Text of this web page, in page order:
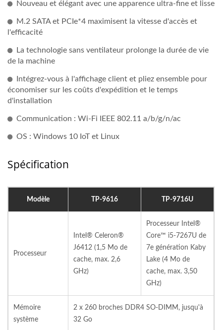
Nouveau et élégant avec une apparence ultra-fine et lisse
M.2 SATA et PCIe*4 maximisent la vitesse d'accès et
l'efficacité
La technologie sans ventilateur prolonge la durée de vie
de la machine
Intégrez-vous à l'affichage client et pliez ensemble pour
économiser sur les coûts d'expédition et le temps
d'installation
Communication : Wi-Fi IEEE 802.11 a/b/g/n/ac
OS : Windows 10 IoT et Linux
Spécification
Modèle TP-9616 TP-9716U
Processeur
Intel® Celeron®
J6412 (1,5 Mo de
cache, max. 2,6
GHz)
Processeur Intel®
Core™ i5-7267U de
7e génération Kaby
Lake (4 Mo de
cache, max. 3,50
GHz)
Mémoire
système
2 x 260 broches DDR4 SO-DIMM, jusqu'à
32 Go